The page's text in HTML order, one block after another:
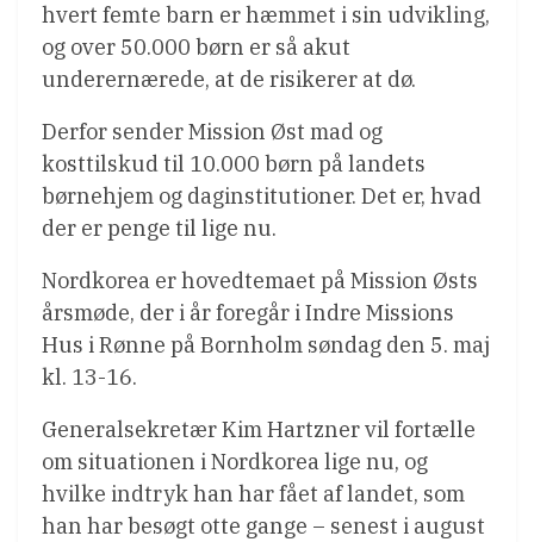
hvert femte barn er hæmmet i sin udvikling,
og over 50.000 børn er så akut
underernærede, at de risikerer at dø.
Derfor sender Mission Øst mad og
kosttilskud til 10.000 børn på landets
børnehjem og daginstitutioner. Det er, hvad
der er penge til lige nu.
Nordkorea er hovedtemaet på Mission Østs
årsmøde, der i år foregår i Indre Missions
Hus i Rønne på Bornholm søndag den 5. maj
kl. 13-16.
Generalsekretær Kim Hartzner vil fortælle
om situationen i Nordkorea lige nu, og
hvilke indtryk han har fået af landet, som
han har besøgt otte gange – senest i august